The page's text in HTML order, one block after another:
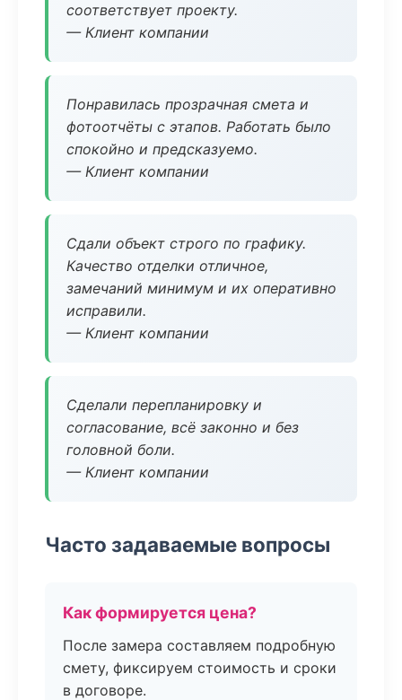
соответствует проекту.
— Клиент компании
Понравилась прозрачная смета и
фотоотчёты с этапов. Работать было
спокойно и предсказуемо.
— Клиент компании
Сдали объект строго по графику.
Качество отделки отличное,
замечаний минимум и их оперативно
исправили.
— Клиент компании
Сделали перепланировку и
согласование, всё законно и без
головной боли.
— Клиент компании
Часто задаваемые вопросы
Как формируется цена?
После замера составляем подробную
смету, фиксируем стоимость и сроки
в договоре.